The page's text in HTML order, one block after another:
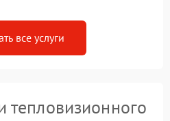
все услуги
тепловизионного